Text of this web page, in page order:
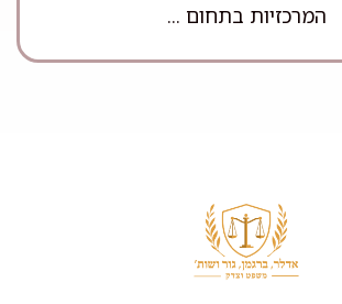
המרכזיות בתחום ...